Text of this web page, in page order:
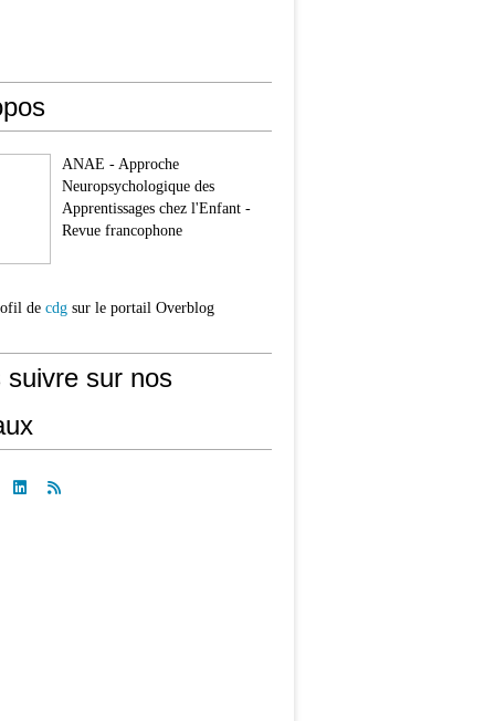
ANAE - Approche
Neuropsychologique des
Apprentissages chez l'Enfant -
Revue francophone
de cdg sur le portail Overblog
suivre sur nos